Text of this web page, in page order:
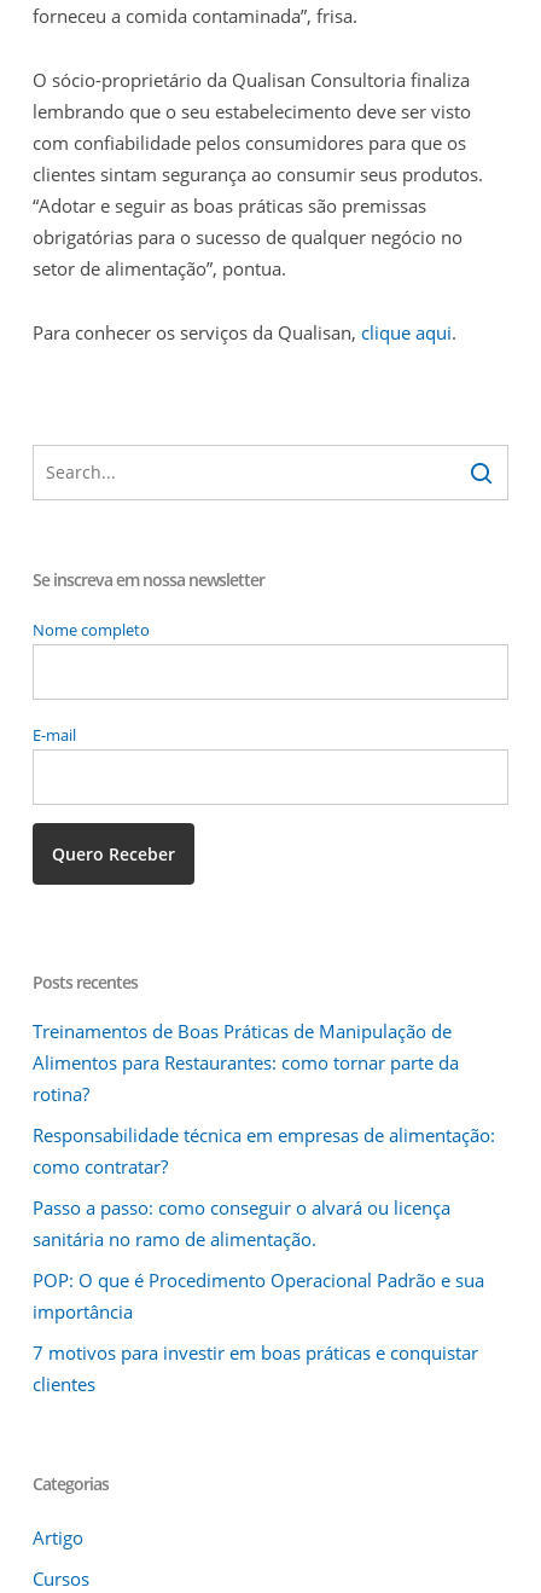
forneceu a comida contaminada”, frisa.
O sócio-proprietário da Qualisan Consultoria finaliza
lembrando que o seu estabelecimento deve ser visto
com confiabilidade pelos consumidores para que os
clientes sintam segurança ao consumir seus produtos.
“Adotar e seguir as boas práticas são premissas
obrigatórias para o sucesso de qualquer negócio no
setor de alimentação”, pontua.
Para conhecer os serviços da Qualisan, clique aqui.
Se inscreva em nossa newsletter
Nome completo
E-mail
Posts recentes
Treinamentos de Boas Práticas de Manipulação de
Alimentos para Restaurantes: como tornar parte da
rotina?
Responsabilidade técnica em empresas de alimentação:
como contratar?
Passo a passo: como conseguir o alvará ou licença
sanitária no ramo de alimentação.
POP: O que é Procedimento Operacional Padrão e sua
importância
7 motivos para investir em boas práticas e conquistar
clientes
Categorias
Artigo
Cursos